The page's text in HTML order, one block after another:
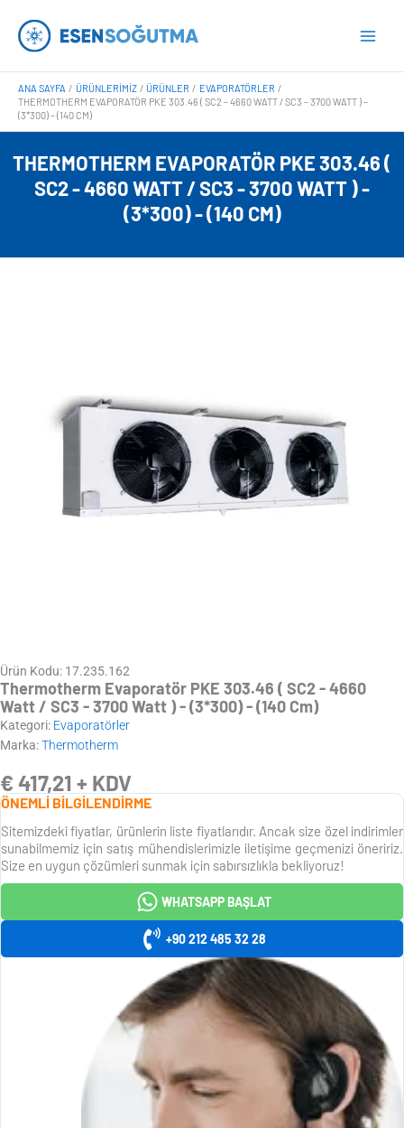
atla
ANA SAYFA ÜRÜNLERIMIZ ÜRÜNLER
EVAPORATÖRLER
THERMOTHERM EVAPORATÖR PKE 303.46 ( SC2 – 4660 WATT / SC3 – 3700 WATT ) –
(3*300) – (140 CM)
THERMOTHERM EVAPORATÖR PKE 303.46 (
SC2 - 4660 WATT / SC3 - 3700 WATT ) -
(3*300) - (140 CM)
Ürün Kodu: 17.235.162
Thermotherm Evaporatör PKE 303.46 ( SC2 - 4660
Watt / SC3 - 3700 Watt ) - (3*300) - (140 Cm)
Kategori: Evaporatörler
Marka:Thermotherm
€ 417,21 + KDV
ÖNEMLİ BİLGİLENDİRME
Sitemizdeki fiyatlar, ürünlerin liste fiyatlarıdır. Ancak size özel indirimler
sunabilmemiz için satış mühendislerimizle iletişime geçmenizi öneririz.
Size en uygun çözümleri sunmak için sabırsızlıkla bekliyoruz!
WHATSAPP BAŞLAT
+90 212 485 32 28